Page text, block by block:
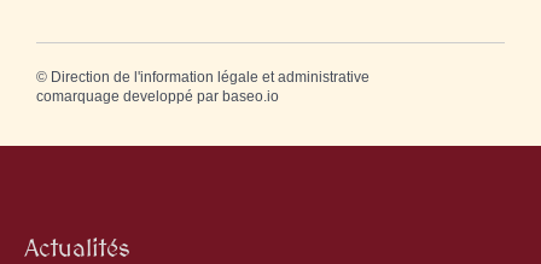
© Direction de l'information légale et administrative
comarquage developpé par baseo.io
Actualités